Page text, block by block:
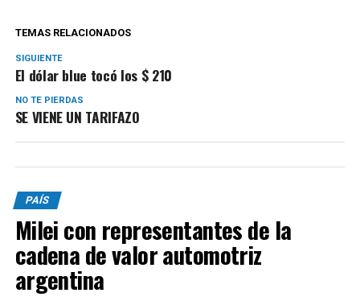
TEMAS RELACIONADOS
SIGUIENTE
El dólar blue tocó los $ 210
NO TE PIERDAS
SE VIENE UN TARIFAZO
PAÍS
Milei con representantes de la
cadena de valor automotriz
argentina